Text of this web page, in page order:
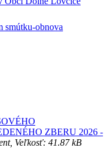
ZBERU 2026 -
Veľkosť: 41.87 kB